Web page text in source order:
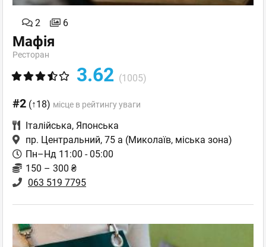
2 6
Мафія
Ресторан
3.62 (1005)
#2 (↑18) місце в рейтингу уваги
Італійська, Японська
пр. Центральний, 75 а (Миколаїв, міська зона)
Пн–Нд 11:00 - 05:00
150 – 300 ₴
063 519 7795